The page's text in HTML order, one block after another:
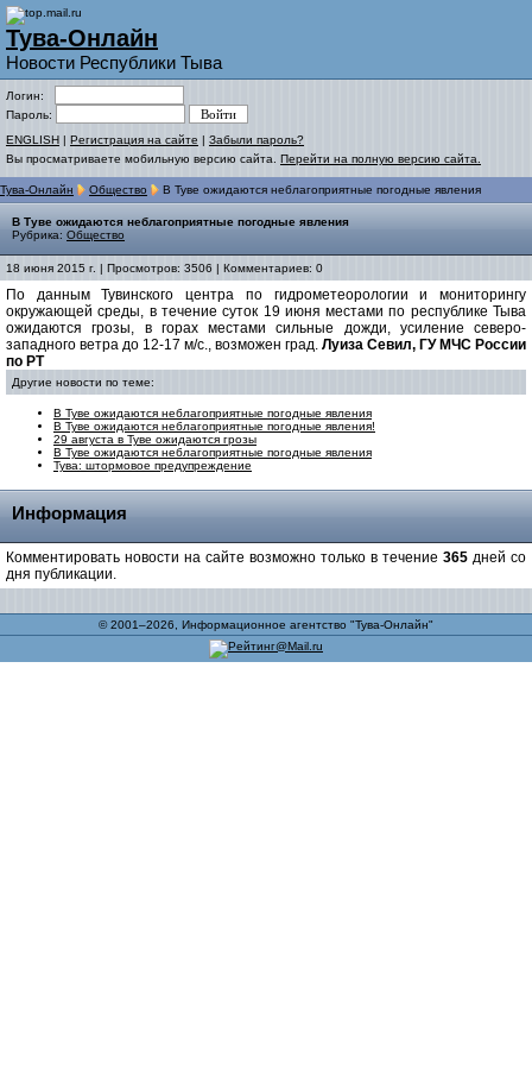
Тува-Онлайн
Новости Республики Тыва
Логин:
Пароль:
ENGLISH | Регистрация на сайте | Забыли пароль?
Вы просматриваете мобильную версию сайта. Перейти на полную версию сайта.
Тува-Онлайн Общество В Туве ожидаются неблагоприятные погодные явления
В Туве ожидаются неблагоприятные погодные явления
Рубрика: Общество
18 июня 2015 г. | Просмотров: 3506 | Комментариев: 0
По данным Тувинского центра по гидрометеорологии и мониторингу
окружающей среды, в течение суток 19 июня местами по республике Тыва
ожидаются грозы, в горах местами сильные дожди, усиление северо-
западного ветра до 12-17 м/с., возможен град. Луиза Севил, ГУ МЧС России
по РТ
Другие новости по теме:
В Туве ожидаются неблагоприятные погодные явления
В Туве ожидаются неблагоприятные погодные явления!
29 августа в Туве ожидаются грозы
В Туве ожидаются неблагоприятные погодные явления
Тува: штормовое предупреждение
Информация
Комментировать новости на сайте возможно только в течение 365 дней со
дня публикации.
© 2001–2026, Информационное агентство "Тува-Онлайн"